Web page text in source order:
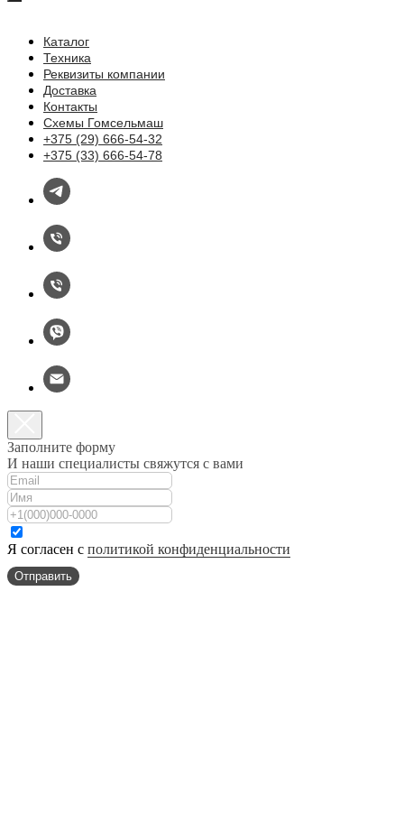
Каталог
Техника
Реквизиты компании
Доставка
Контакты
Схемы Гомсельмаш
+375 (29) 666-54-32
+375 (33) 666-54-78
Заполните форму
И наши специалисты свяжутся с вами
Я согласен с политикой конфиденциальности
Отправить